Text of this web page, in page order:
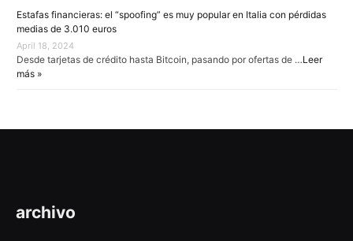
Estafas financieras: el “spoofing” es muy popular en Italia con pérdidas
medias de 3.010 euros
April 18, 2024
Desde tarjetas de crédito hasta Bitcoin, pasando por ofertas de …Leer
más »
archivo